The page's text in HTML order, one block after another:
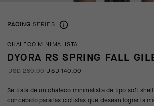
RACING SERIES
CHALECO MINIMALISTA
DYORA RS SPRING FALL
USD 280.00 USD 140.00
Se trata de un chaleco minimalista de tipo soft
concebido para las ciclistas que desean lograr la